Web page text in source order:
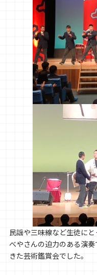
民謡や三味線など生徒に
べやさんの迫力のある演
きた芸術鑑賞会でした。